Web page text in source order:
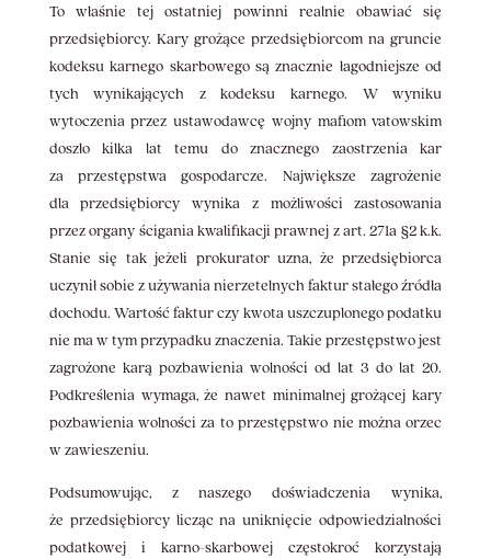
To właśnie tej ostatniej powinni realnie obawiać się
przedsiębiorcy. Kary grożące przedsiębiorcom na gruncie
kodeksu karnego skarbowego są znacznie łagodniejsze od
tych wynikających z kodeksu karnego. W wyniku
wytoczenia przez ustawodawcę wojny mafiom vatowskim
doszło kilka lat temu do znacznego zaostrzenia kar
za przestępstwa gospodarcze. Największe zagrożenie
dla przedsiębiorcy wynika z możliwości zastosowania
przez organy ścigania kwalifikacji prawnej z art. 271a §2 k.k.
Stanie się tak jeżeli prokurator uzna, że przedsiębiorca
uczynił sobie z używania nierzetelnych faktur stałego źródła
dochodu. Wartość faktur czy kwota uszczuplonego podatku
nie ma w tym przypadku znaczenia. Takie przestępstwo jest
zagrożone karą pozbawienia wolności od lat 3 do lat 20.
Podkreślenia wymaga, że nawet minimalnej grożącej kary
pozbawienia wolności za to przestępstwo nie można orzec
w zawieszeniu.
Podsumowując, z naszego doświadczenia wynika,
że przedsiębiorcy licząc na uniknięcie odpowiedzialności
podatkowej i karno-skarbowej częstokroć korzystają